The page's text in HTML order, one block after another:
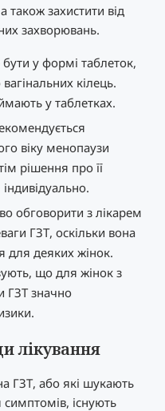
а також захистити від
захворювань.
у формі таблеток,
кілець.
у таблетках.
віку менопаузи
рішення про її
обговорити з лікарем
ГЗТ, оскільки вона
для деяких жінок.
що для жінок з
ГЗТ значно
лікування
ГЗТ, або які шукають
існують